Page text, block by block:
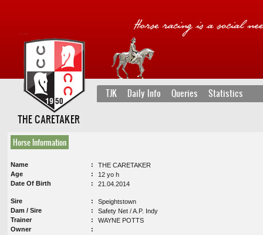
TJK Daily Info Queries Statistics
THE CARETAKER
Horse Information
Name
THE CARETAKER
Age
12 yo h
Date Of Birth
21.04.2014
Sire
Speightstown
Dam / Sire
Safety Net / A.P. Indy
Trainer
WAYNE POTTS
Owner